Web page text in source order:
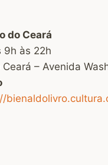
do Ceará
9h às 22h
– Avenida